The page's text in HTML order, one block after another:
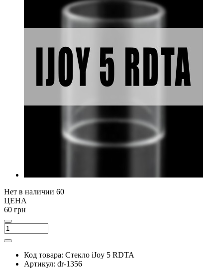
Нет в наличии 60
ЦЕНА
60 грн
Код товара: Стекло iJoy 5 RDTA
Артикул: dr-1356